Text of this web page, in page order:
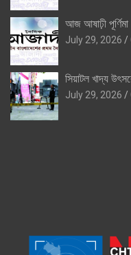
আজ আষাঢ়ী পূর্ণিমা
July 29, 2026
সিয়াটল খাদ্য
July 29, 2026